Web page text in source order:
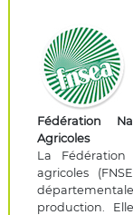
Fédération
Agricoles
La Fédération
agricoles
production.